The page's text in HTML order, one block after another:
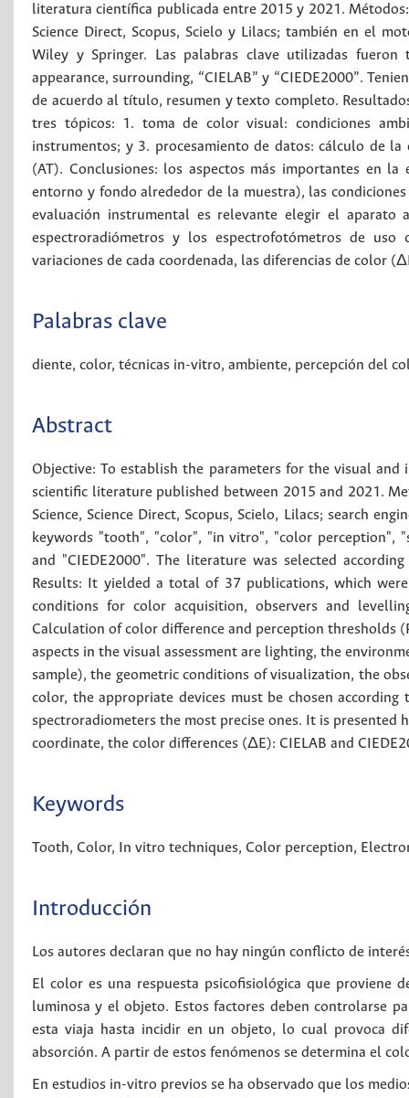
literatura científica publicada entre 2015 y 2021.
Science Direct, Scopus, Scielo y Lilacs; también en el
Wiley y Springer. Las palabras clave utilizadas
appearance, surrounding, “CIELAB” y “CIEDE2000”.
de acuerdo al título, resumen y texto completo.
tres tópicos: 1. toma de color visual: condiciones
instrumentos; y 3. procesamiento de datos: cálculo de
(AT). Conclusiones: los aspectos más importantes en
entorno y fondo alrededor de la muestra), las
evaluación instrumental es relevante elegir el aparato
espectroradiómetros y los espectrofotómetros de
variaciones de cada coordenada, las diferencias de color
Palabras clave
diente, color, técnicas in-vitro, ambiente, percepción del
Abstract
Objective: To establish the parameters for the visual
scientific literature published between 2015 and 2021.
Science, Science Direct, Scopus, Scielo, Lilacs; search
keywords "tooth", "color", "in vitro", "color perception",
and "CIEDE2000". The literature was selected
Results: It yielded a total of 37 publications, which
conditions for color acquisition, observers and
Calculation of color difference and perception thresholds
aspects in the visual assessment are lighting, the
sample), the geometric conditions of visualization, the
color, the appropriate devices must be chosen
spectroradiometers the most precise ones. It is
coordinate, the color differences (ΔE): CIELAB and
Keywords
Tooth, Color, In vitro techniques, Color perception,
Introducción
Los autores declaran que no hay ningún conflicto de
El color es una respuesta psicofisiológica que proviene
luminosa y el objeto. Estos factores deben controlarse
esta viaja hasta incidir en un objeto, lo cual provoca
absorción. A partir de estos fenómenos se determina el
En estudios in-vitro previos se ha observado que los